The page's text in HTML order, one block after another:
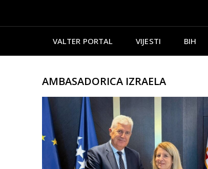
VALTER PORTAL VIJESTI BIH
AMBASADORICA IZRAELA